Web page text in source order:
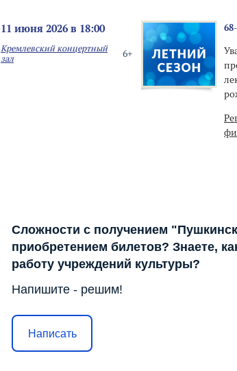
11 июня 2026 в 18:00
6+
Кремлевский концертный
зал
Сложности с получением
приобретением билетов? Знаете,
работу учреждений культуры?
Напишите - решим!
Написать